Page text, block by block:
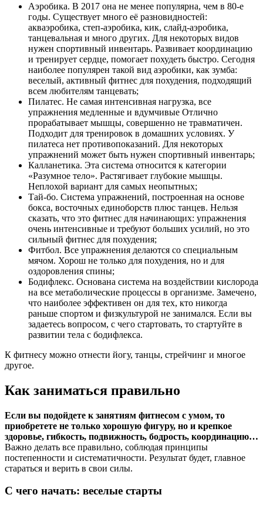
Аэробика. В 2017 она не менее популярна, чем в 80-е
годы. Существует много её разновидностей:
акваэробика, степ-аэробика, кик, слайд-аэробика,
танцевальная и много других. Для некоторых видов
нужен спортивный инвентарь. Развивает координацию
и тренирует сердце, помогает похудеть быстро. Сегодня
наиболее популярен такой вид аэробики, как зумба:
веселый, активный фитнес для похудения, подходящий
всем любителям танцевать;
Пилатес. Не самая интенсивная нагрузка, все
упражнения медленные и вдумчивые Отлично
прорабатывает мышцы, совершенно не травматичен.
Подходит для тренировок в домашних условиях. У
пилатеса нет противопоказаний. Для некоторых
упражнений может быть нужен спортивный инвентарь;
Калланетика. Эта система относится к категории
«Разумное тело». Растягивает глубокие мышцы.
Неплохой вариант для самых неопытных;
Тай-бо. Система упражнений, построенная на основе
бокса, восточных единоборств плюс танцев. Нельзя
сказать, что это фитнес для начинающих: упражнения
очень интенсивные и требуют больших усилий, но это
сильный фитнес для похудения;
Фитбол. Все упражнения делаются со специальным
мячом. Хорош не только для похудения, но и для
оздоровления спины;
Бодифлекс. Основана система на воздействии кислорода
на все метаболические процессы в организме. Замечено,
что наиболее эффективен он для тех, кто никогда
раньше спортом и физкультурой не занимался. Если вы
задаетесь вопросом, с чего стартовать, то стартуйте в
развитии тела с бодифлекса.
К фитнесу можно отнести йогу, танцы, стрейчинг и многое
другое.
Как заниматься правильно
Если вы подойдете к занятиям фитнесом с умом, то
приобретете не только хорошую фигуру, но и крепкое
здоровье, гибкость, подвижность, бодрость, координацию…
Важно делать все правильно, соблюдая принципы
постепенности и систематичности. Результат будет, главное
стараться и верить в свои силы.
С чего начать: веселые старты